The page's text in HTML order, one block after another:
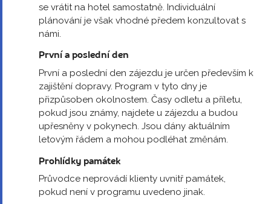
se vrátit na hotel samostatně. Individuální
plánování je však vhodné předem konzultovat s
námi.
První a poslední den
První a poslední den zájezdu je určen především k
zajištění dopravy. Program v tyto dny je
přizpůsoben okolnostem. Časy odletu a příletu,
pokud jsou známy, najdete u zájezdu a budou
upřesněny v pokynech. Jsou dány aktuálním
letovým řádem a mohou podléhat změnám.
Prohlídky památek
Průvodce neprovádí klienty uvnitř památek,
pokud není v programu uvedeno jinak.